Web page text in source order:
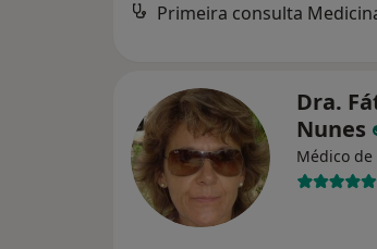
Primeira consulta
Dra.
Nunes
Médico